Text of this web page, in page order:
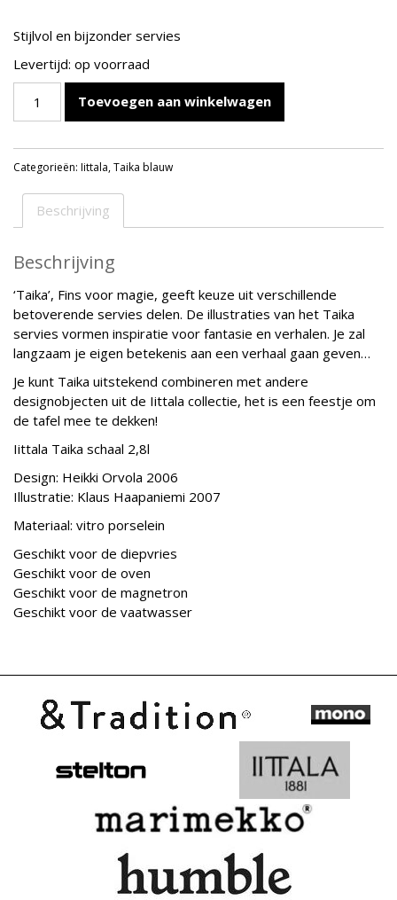
Stijlvol en bijzonder servies
Levertijd: op voorraad
TAIKA
SCHAAL
2,8L
Toevoegen aan winkelwagen
Categorieën: Iittala,Taika blauw
Beschrijving
Beschrijving
‘Taika’, Fins voor magie, geeft keuze uit verschillende
betoverende servies delen. De illustraties van het Taika
servies vormen inspiratie voor fantasie en verhalen. Je zal
langzaam je eigen betekenis aan een verhaal gaan geven…
Je kunt Taika uitstekend combineren met andere
designobjecten uit de Iittala collectie, het is een feestje om
de tafel mee te dekken!
Iittala Taika schaal 2,8l
Design: Heikki Orvola 2006
Illustratie: Klaus Haapaniemi 2007
Materiaal: vitro porselein
Geschikt voor de diepvries
Geschikt voor de oven
Geschikt voor de magnetron
Geschikt voor de vaatwasser